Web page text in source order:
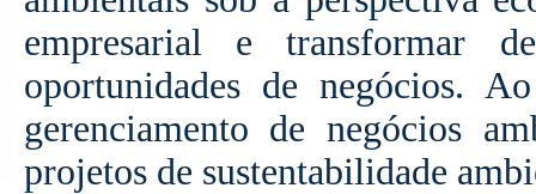
empresarial e transformar
oportunidades de negócios.
gerenciamento de negócios
projetos de sustentabilidade